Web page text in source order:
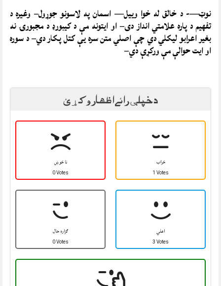
نوټ—- د خالق له خوا وييل— اسمان په لاسونو جوړول– وغيره د
تفهيم د پاره علامتي انداز دی– او ايتونه مې د کيبورډ د مجبورۍ نه
بغير اعرابو ليکلي دي چې اصلي متن سره يې کتل پکار دي– د سوره
او ايت حوالې مې ورکړې دي–
د خپلې رائے اظهار وکړئ
نا خوښ
0 Votes
خراب
1 Votes
ګزاره حال
0 Votes
اعلي
3 Votes